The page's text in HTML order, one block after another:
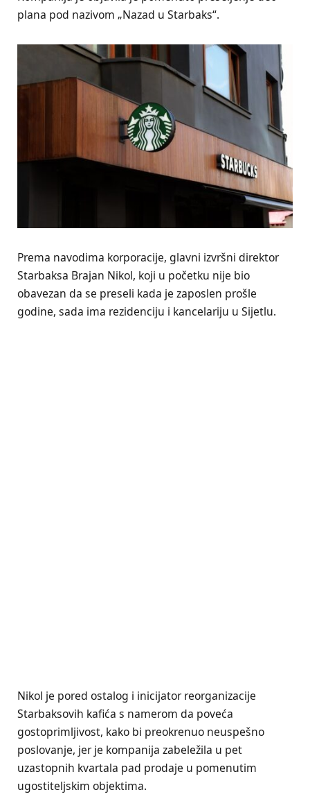
plana pod nazivom „Nazad u Starbaks“.
Prema navodima korporacije, glavni izvršni direktor
Starbaksa Brajan Nikol, koji u početku nije bio
obavezan da se preseli kada je zaposlen prošle
godine, sada ima rezidenciju i kancelariju u Sijetlu.
Nikol je pored ostalog i inicijator reorganizacije
Starbaksovih kafića s namerom da poveća
gostoprimljivost, kako bi preokrenuo neuspešno
poslovanje, jer je kompanija zabeležila u pet
uzastopnih kvartala pad prodaje u pomenutim
ugostiteljskim objektima.